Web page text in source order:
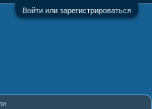
Войти или зарегистрироваться